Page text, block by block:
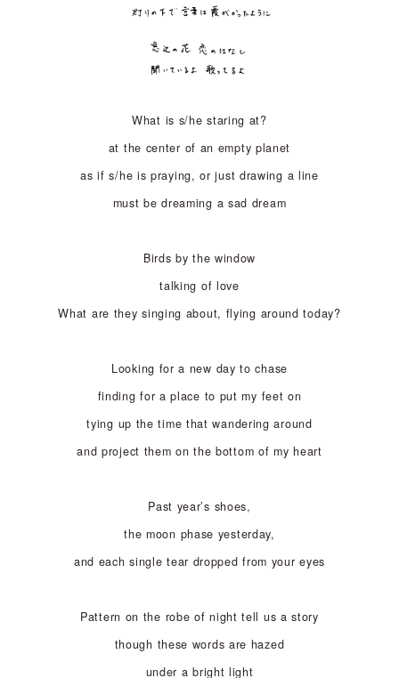
What is s/he staring at?
at the center of an empty planet
as if s/he is praying, or just drawing a line
must be dreaming a sad dream
Birds by the window
talking of love
What are they singing about, flying around today?
Looking for a new day to chase
finding for a place to put my feet on
tying up the time that wandering around
and project them on the bottom of my heart
Past year’s shoes,
the moon phase yesterday,
and each single tear dropped from your eyes
Pattern on the robe of night tell us a story
though these words are hazed
under a bright light